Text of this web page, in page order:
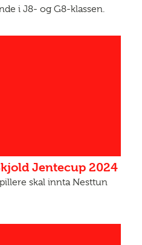
i J8- og G8-klassen.
Jentecup 2024
skal innta Nesttun